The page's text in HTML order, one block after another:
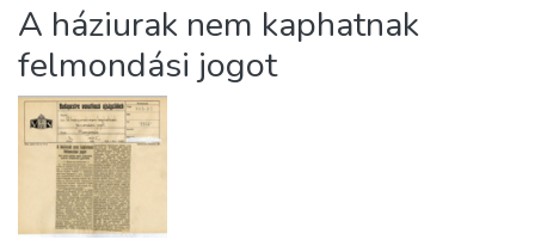
About us
A háziurak nem kaphatnak
felmondási jogot